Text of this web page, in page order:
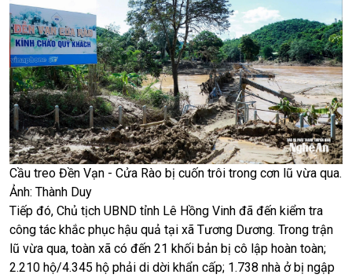
Cầu treo Đền Vạn - Cửa Rào bị cuốn trôi trong cơn lũ vừa qua.
Ảnh: Thành Duy
Tiếp đó, Chủ tịch UBND tỉnh Lê Hồng Vinh đã đến kiểm tra
công tác khắc phục hậu quả tại xã Tương Dương. Trong trận
lũ vừa qua, toàn xã có đến 21 khối bản bị cô lập hoàn toàn;
2.210 hộ/4.345 hộ phải di dời khẩn cấp; 1.738 nhà ở bị ngập